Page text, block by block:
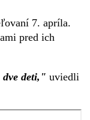
7. apríla.
pred ich
dve deti," uviedli